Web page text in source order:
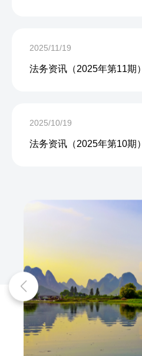
2025/11/19
法务资讯（2025年第11期）
2025/10/19
法务资讯（2025年第10期）